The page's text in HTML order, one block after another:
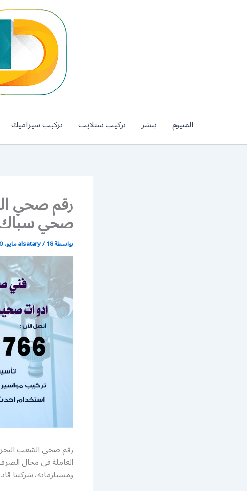
المنيوم بنشر تركيب ستلايت تركيب سيراميك
صحي سباك
بواسطة alsatary/18 مايو، 2020
رقم صحي الشعب
العاملة في مجال
ومستلزماته،